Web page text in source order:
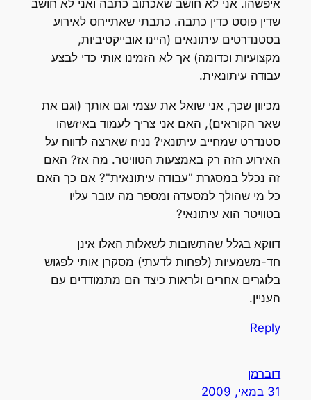
איפשהו. אני לא חושב שאכתוב כתבה ואני לא חושב
שדין פוסט כדין כתבה. כתבתי שאתייחס לאירוע
בסטנדרטים עיתונאים (היינו אובייקטיביות,
מקצועיות וכדומה) אך לא הזמינו אותי כדי לבצע
עבודה עיתונאית.
מכיוון שכך, אני שואל את עצמי וגם אותך (וגם את
שאר הקוראים), האם אני צריך לעמוד באיזשהו
סטנדרט שמחייב עיתונאי? נניח שארצה לדווח על
האירוע הזה רק באמצעות הטוויטר. מה אז? האם
זה נכלל במסגרת "עבודה עיתונאית"? אם כך האם
כל מי שהולך למסעדה ומספר מה עובר עליו
בטוויטר הוא עיתונאי?
דווקא בגלל שהתשובות לשאלות האלו אינן
חד-משמעיות (לפחות לדעתי) מסקרן אותי לפגוש
בלוגרים אחרים ולראות כיצד הם מתמודדים עם
העניין.
Reply
דוברמן